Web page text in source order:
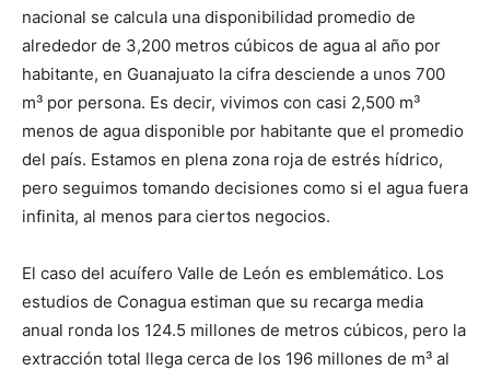
nacional se calcula una disponibilidad promedio de
alrededor de 3,200 metros cúbicos de agua al año por
habitante, en Guanajuato la cifra desciende a unos 700
m³ por persona. Es decir, vivimos con casi 2,500 m³
menos de agua disponible por habitante que el promedio
del país. Estamos en plena zona roja de estrés hídrico,
pero seguimos tomando decisiones como si el agua fuera
infinita, al menos para ciertos negocios.
El caso del acuífero Valle de León es emblemático. Los
estudios de Conagua estiman que su recarga media
anual ronda los 124.5 millones de metros cúbicos, pero la
extracción total llega cerca de los 196 millones de m³ al